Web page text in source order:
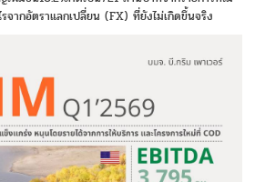
จากอัตราแลกเปลี่ยน (FX) ที่ยังไม่เกิดขึ้นจริง